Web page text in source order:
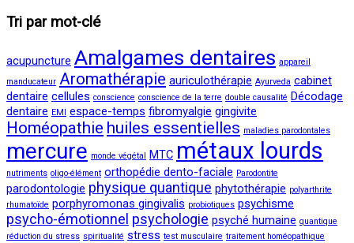
Tri par mot-clé
acupuncture Amalgames dentaires appareil
manducateur Aromathérapie auriculothérapie Ayurveda cabinet
dentaire cellules conscience conscience de la terre double causalité Décodage
dentaire EMI espace-temps fibromyalgie gingivite
Homéopathie huiles essentielles maladies parodontales
mercure monde végétal MTC métaux lourds
nutriments oligo-élément orthopédie dento-faciale Parodontite
parodontologie physique quantique phytothérapie polyarthrite
rhumatoïde porphyromonas gingivalis probiotiques psychisme
psycho-émotionnel psychologie psyché humaine quantique
réduction du stress spiritualité stress test musculaire traitement homéopathique